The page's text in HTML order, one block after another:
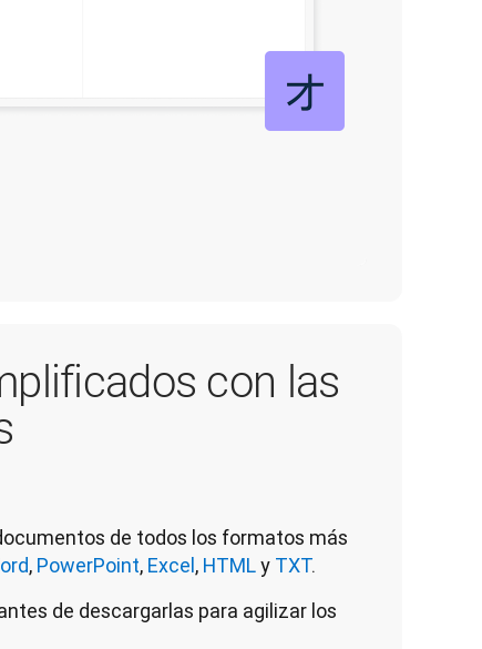
con las
de todos los formatos más
, PowerPoint, Excel, HTMLy TXT.
de descargarlas para agilizar los